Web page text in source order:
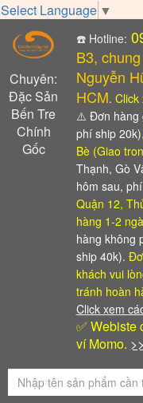
Select Language ▼
Chuyên:
Đặc Sản
Bến Tre
Chính
Gốc
☎️ Hotline:
B3,
Nguyễn
HCM. Click
⚠️ Đơn hàng
phí ship 20k)
Bè (Giao
Thạnh, Gò
hôm sau,
Quận 12,
hàng 1-2
hàng không
ship 40k).
khách vui
tránh hoàn
Click xem
✅ Webiste
ví Momo.